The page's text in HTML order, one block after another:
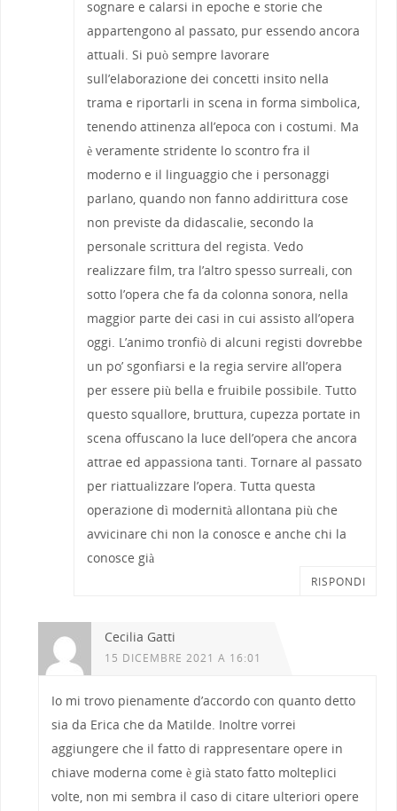
sognare e calarsi in epoche e storie che
appartengono al passato, pur essendo ancora
attuali. Si può sempre lavorare
sull’elaborazione dei concetti insito nella
trama e riportarli in scena in forma simbolica,
tenendo attinenza all’epoca con i costumi. Ma
è veramente stridente lo scontro fra il
moderno e il linguaggio che i personaggi
parlano, quando non fanno addirittura cose
non previste da didascalie, secondo la
personale scrittura del regista. Vedo
realizzare film, tra l’altro spesso surreali, con
sotto l’opera che fa da colonna sonora, nella
maggior parte dei casi in cui assisto all’opera
oggi. L’animo tronfiò di alcuni registi dovrebbe
un po’ sgonfiarsi e la regia servire all’opera
per essere più bella e fruibile possibile. Tutto
questo squallore, bruttura, cupezza portate in
scena offuscano la luce dell’opera che ancora
attrae ed appassiona tanti. Tornare al passato
per riattualizzare l’opera. Tutta questa
operazione dì modernità allontana più che
avvicinare chi non la conosce e anche chi la
conosce già
RISPONDI
Cecilia Gatti
15 DICEMBRE 2021 A 16:01
Io mi trovo pienamente d’accordo con quanto detto
sia da Erica che da Matilde. Inoltre vorrei
aggiungere che il fatto di rappresentare opere in
chiave moderna come è già stato fatto molteplici
volte, non mi sembra il caso di citare ulteriori opere